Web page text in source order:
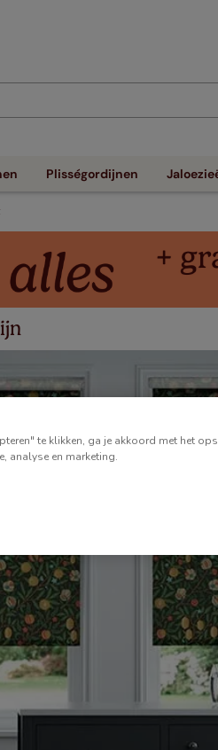
Plisségordijnen
te klikken, ga je akkoord met het
analyse en marketing.